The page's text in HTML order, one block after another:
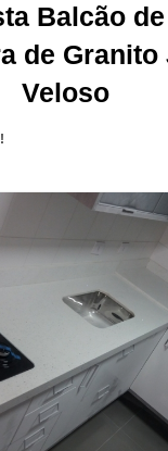
Balcão
de Granito
Veloso